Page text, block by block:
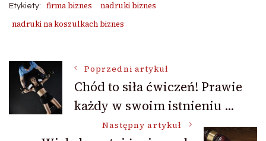
Etykiety: firma biznes
nadruki biznes
nadruki na koszulkach biznes
Nawigacja
wpisu
Poprzedni artykuł
Chód to siła ćwiczeń! Prawie
każdy w swoim istnieniu …
Następny artykuł